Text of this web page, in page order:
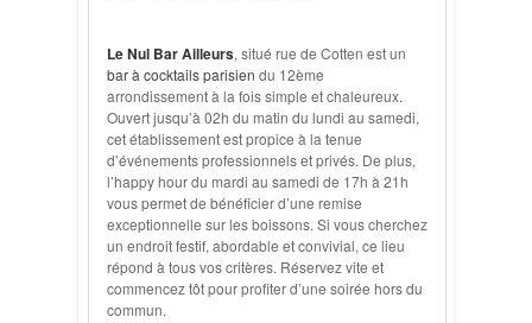
Le Nul Bar Ailleurs, situé rue de Cotten est un
bar à cocktails parisien du 12ème
arrondissement à la fois simple et chaleureux.
Ouvert jusqu’à 02h du matin du lundi au samedi,
cet établissement est propice à la tenue
d’événements professionnels et privés. De plus,
l’happy hour du mardi au samedi de 17h à 21h
vous permet de bénéficier d’une remise
exceptionnelle sur les boissons. Si vous cherchez
un endroit festif, abordable et convivial, ce lieu
répond à tous vos critères. Réservez vite et
commencez tôt pour profiter d’une soirée hors du
commun.